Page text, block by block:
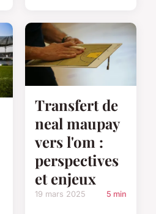
Transfert de
neal maupay
vers l'om :
perspectives
et enjeux
19 mars 2025 5 min